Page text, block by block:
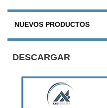
NUEVOS PRODUCTOS
DESCARGAR